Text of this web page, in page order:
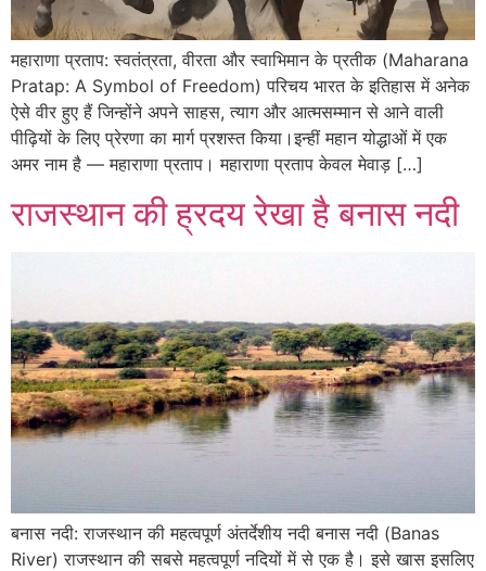
महाराणा प्रताप: स्वतंत्रता, वीरता और स्वाभिमान के प्रतीक (Maharana
Pratap: A Symbol of Freedom) परिचय भारत के इतिहास में अनेक
ऐसे वीर हुए हैं जिन्होंने अपने साहस, त्याग और आत्मसम्मान से आने वाली
पीढ़ियों के लिए प्रेरणा का मार्ग प्रशस्त किया।इन्हीं महान योद्धाओं में एक
अमर नाम है — महाराणा प्रताप। महाराणा प्रताप केवल मेवाड़ […]
राजस्थान की ह्रदय रेखा है बनास नदी
बनास नदी: राजस्थान की महत्वपूर्ण अंतर्देशीय नदी बनास नदी (Banas
River) राजस्थान की सबसे महत्वपूर्ण नदियों में से एक है। इसे खास इसलिए